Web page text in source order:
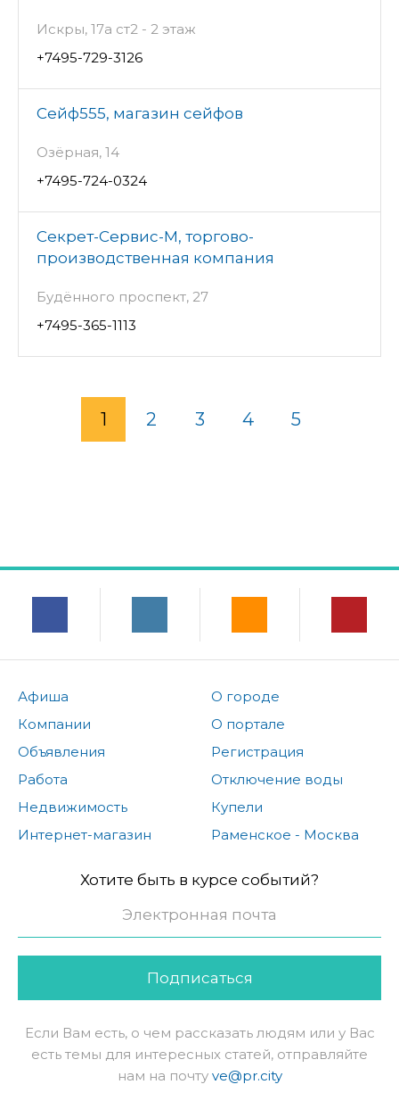
Искры, 17а ст2 - 2 этаж
+7495-729-3126
Сейф555, магазин сейфов
Озёрная, 14
+7495-724-0324
Секрет-Сервис-М, торгово-
производственная компания
Будённого проспект, 27
+7495-365-1113
1 2 3 4 5
Афиша
Компании
Объявления
Работа
Недвижимость
Интернет-магазин
О городе
О портале
Регистрация
Отключение воды
Купели
Раменское - Москва
Хотите быть в курсе событий?
Подписаться
Если Вам есть, о чем рассказать людям или у Вас
есть темы для интересных статей, отправляйте
нам на почту ve@pr.city